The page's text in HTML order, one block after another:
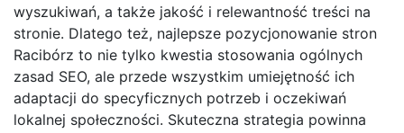
wyszukiwań, a także jakość i relewantność treści na
stronie. Dlatego też, najlepsze pozycjonowanie stron
Racibórz to nie tylko kwestia stosowania ogólnych
zasad SEO, ale przede wszystkim umiejętność ich
adaptacji do specyficznych potrzeb i oczekiwań
lokalnej społeczności. Skuteczna strategia powinna